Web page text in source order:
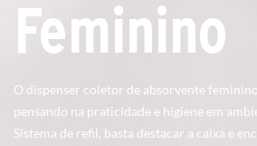
Feminino
O dispenser coletor de absorvente
pensando na praticidade e higiene em
Sistema de refil, basta destacar a caixa e